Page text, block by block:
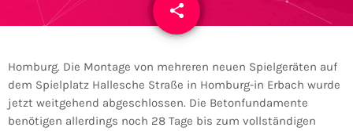
share
email
Homburg. Die Montage von mehreren neuen Spielgeräten auf
dem Spielplatz Hallesche Straße in Homburg-in Erbach wurde
jetzt weitgehend abgeschlossen. Die Betonfundamente
benötigen allerdings noch 28 Tage bis zum vollständigen